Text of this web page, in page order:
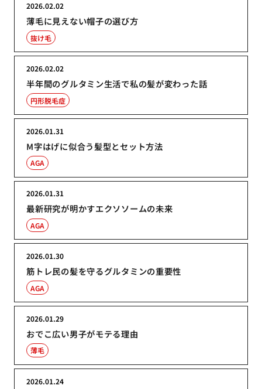
薄毛に見えない帽子の選び方
2026.02.02
抜け毛
半年間のグルタミン生活で私の髪が変わった話
2026.02.02
円形脱毛症
M字はげに似合う髪型とセット方法
2026.01.31
AGA
最新研究が明かすエクソソームの未来
2026.01.31
AGA
筋トレ民の髪を守るグルタミンの重要性
2026.01.30
AGA
おでこ広い男子がモテる理由
2026.01.29
薄毛
2026.01.24